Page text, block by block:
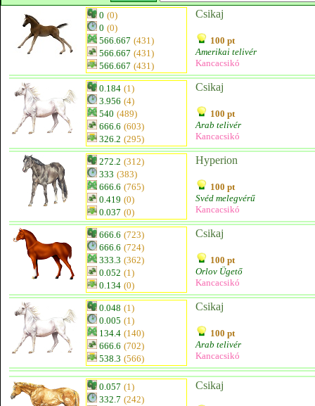
0 (0)
0 (0)
566.667 (431)
566.667 (431)
566.667 (431)
Csikaj
100 pt
Amerikai telivér
Kancacsikó
0.184 (1)
3.956 (4)
540 (489)
666.6 (603)
326.2 (295)
Csikaj
100 pt
Arab telivér
Kancacsikó
272.2 (312)
333 (383)
666.6 (765)
0.419 (0)
0.037 (0)
Hyperion
100 pt
Svéd melegvérű
Kancacsikó
666.6 (723)
666.6 (724)
333.3 (362)
0.052 (1)
0.134 (0)
Csikaj
100 pt
Orlov Ügető
Kancacsikó
0.048 (1)
0.005 (1)
134.4 (140)
666.6 (702)
538.3 (566)
Csikaj
100 pt
Arab telivér
Kancacsikó
0.057 (1)
332.7 (242)
Csikaj